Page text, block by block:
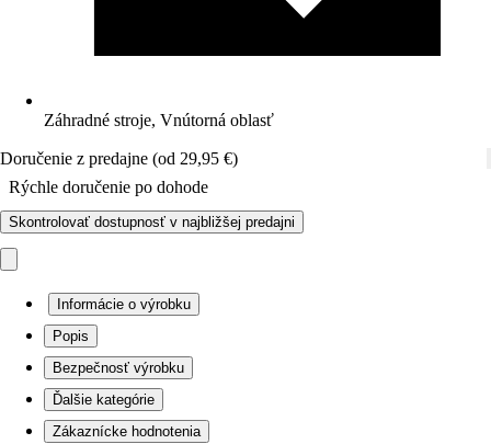
Záhradné stroje, Vnútorná oblasť
Doručenie z predajne (od 29,95 €)
Rýchle doručenie po dohode
Skontrolovať dostupnosť v najbližšej predajni
Informácie o výrobku
Popis
Bezpečnosť výrobku
Ďalšie kategórie
Zákaznícke hodnotenia